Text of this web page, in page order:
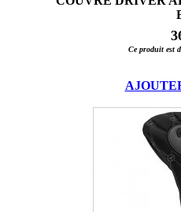
Ce produit est